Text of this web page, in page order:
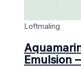
Loftmaling
Emulsion